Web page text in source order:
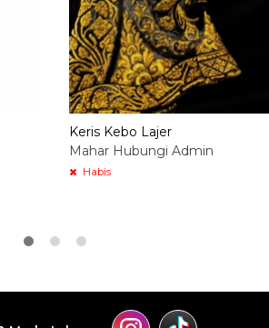
Keris Kebo Lajer
Mahar Hubungi Admin
Habis